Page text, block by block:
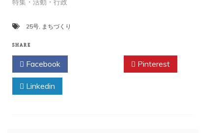
特集・活動・行政
25号, まちづくり
SHARE
Facebook Pinterest
Linkedin